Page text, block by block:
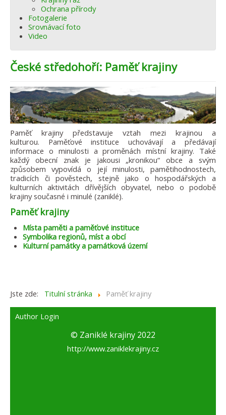
Ochrana přírody
Fotogalerie
Srovnávací foto
Video
České středohoří: Paměť krajiny
Paměť krajiny představuje vztah mezi krajinou a
kulturou. Paměťové instituce uchovávají a předávají
informace o minulosti a proměnách místní krajiny. Také
každý obecní znak je jakousi „kronikou“ obce a svým
způsobem vypovídá o její minulosti, pamětihodnostech,
tradicích či pověstech, stejně jako o hospodářských a
kulturních aktivitách dřívějších obyvatel, nebo o podobě
krajiny současné i minulé (zaniklé).
Paměť krajiny
Místa paměti a paměťové instituce
Symbolika regionů, míst a obcí
Kulturní památky a památková území
Jste zde: Titulní stránka Paměť krajiny
Author Login
© Zaniklé krajiny 2022
http://www.zaniklekrajiny.cz